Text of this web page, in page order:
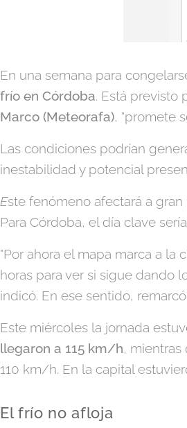
En una semana para
frío en Córdoba. Está previsto
Marco (Meteorafa), "promete
Las condiciones podrían
inestabilidad y potencial
Este fenómeno afectará a
Para Córdoba, el día clave
"Por ahora el mapa marca a
horas para ver si sigue dando
indicó. En ese sentido,
Este miércoles la jornada
llegaron a 115 km/h, mientras
110 km/h. En la capital
El frío no afloja